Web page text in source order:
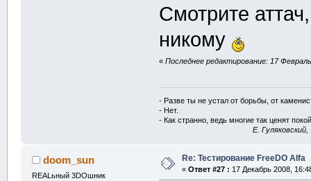
Смотрите
никому
«Последнее редактирование: 17
- Разве ты не устал от борьбы, от
- Нет.
- Как странно, ведь многие так ценят
E.
doom_sun
REALьный 3DOшник
Re: Тестирование FreeDO Alfa
« Ответ #27 : 17 Декабрь 2008,